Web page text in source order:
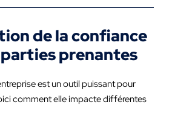
de la confiance
prenantes
est un outil puissant pour
comment elle impacte différentes